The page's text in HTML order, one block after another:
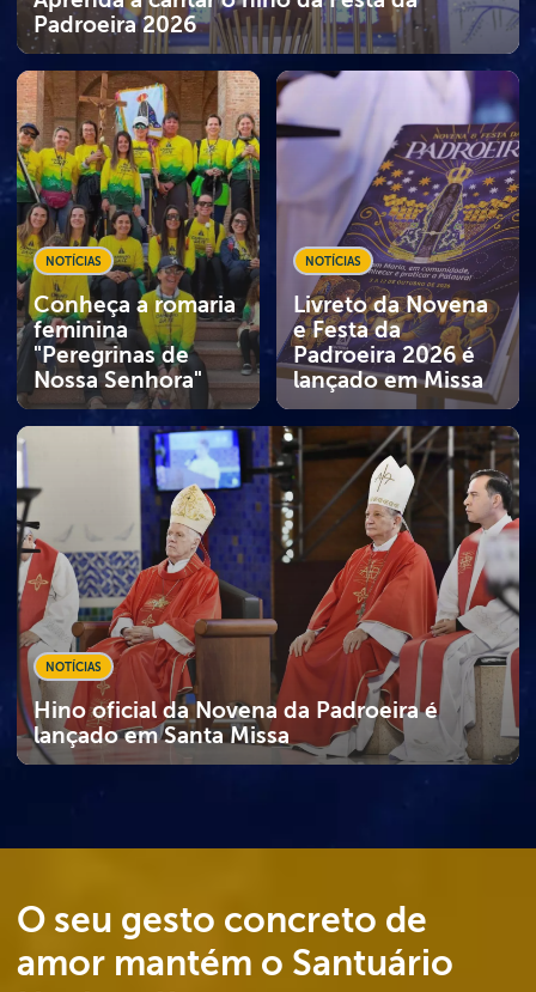
Padroeira 2026
NOTÍCIAS
Hino oficial da Novena da Padroeira é
lançado em Santa Missa
NOTÍCIAS
Conheça a romaria
feminina
"Peregrinas de
Nossa Senhora"
NOTÍCIAS
Livreto da Novena
e Festa da
Padroeira 2026 é
lançado em Missa
O seu gesto concreto de
amor mantém o Santuário